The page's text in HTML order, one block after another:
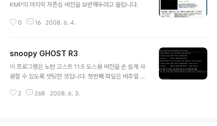
KMP의 마지막 자존심 버전을 보관해두려고 올립니다.
0 16 2008. 6. 4.
snoopy GHOST R3
이 프로그램은 노턴 고스트 11.5 도스용 버전을 손 쉽게 사
용할 수 있도록 셋팅한 것입니다. 첫번째 파일은 버추얼 F
블클릭만으로 가상 FDD 부팅이 가능합니다. 두 번째 파일
2 268 2008. 6. 3.